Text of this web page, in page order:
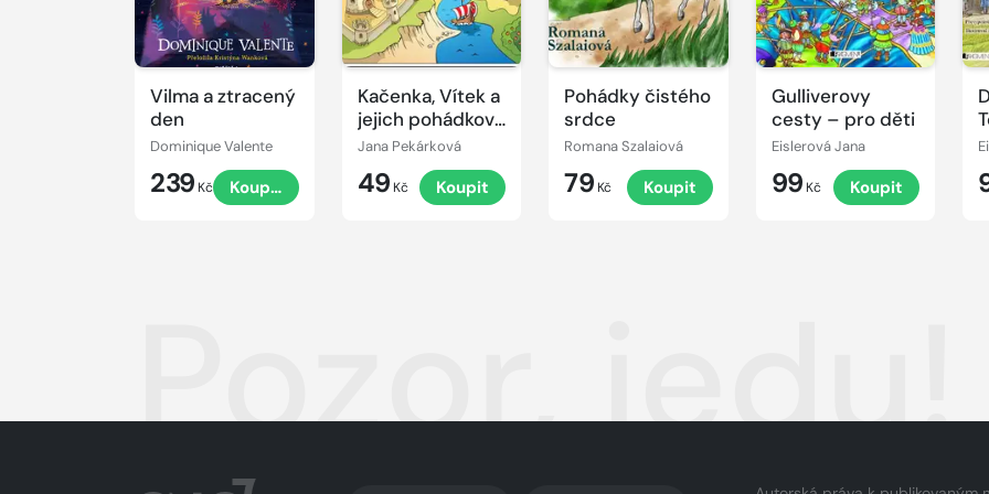
Vilma a ztracený
den
Dominique Valente
239 Kč Koupit
Kačenka, Vítek a
jejich pohádkové
dobrodružství
Jana Pekárková
49 Kč Koupit
Pohádky čistého
srdce
Romana Szalaiová
79 Kč Koupit
Gulliverovy
cesty – pro děti
Eislerová Jana
99 Kč Koupit
Pozor, jedu!